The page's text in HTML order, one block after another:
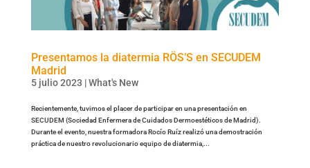
Presentamos la diatermia RÖS’S en SECUDEM
Madrid
5 julio 2023 |What's New
Recientemente, tuvimos el placer de participar en una presentación en
SECUDEM (Sociedad Enfermera de Cuidados Dermoestéticos de Madrid).
Durante el evento, nuestra formadora Rocío Ruíz realizó una demostración
práctica de nuestro revolucionario equipo de diatermia,...